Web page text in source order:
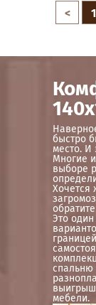
< 1
быстро
место. И
Многие
выборе
Хочется
Это
спальню
мебели.